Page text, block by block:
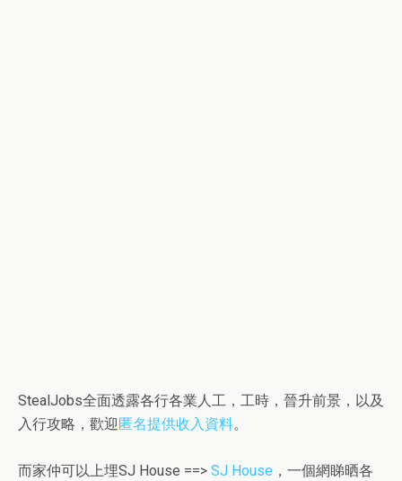
StealJobs全面透露各行各業人工，工時，晉升前景，以及
入行攻略，歡迎 匿名提供收入資料。
而家仲可以上埋SJ House ==> SJ House ，一個網睇晒各